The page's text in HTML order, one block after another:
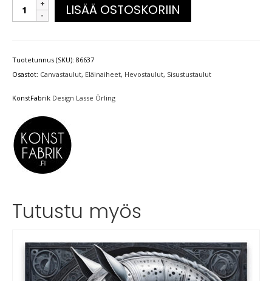
LISÄÄ OSTOSKORIIN
Tuotetunnus (SKU): 86637
Osastot: Canvastaulut, Eläinaiheet, Hevostaulut, Sisustustaulut
KonstFabrik Design Lasse Örling
Tutustu myös